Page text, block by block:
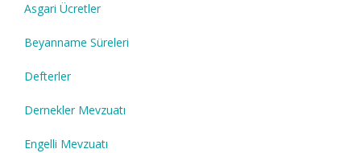
Asgari Ücretler
Beyanname Süreleri
Defterler
Dernekler Mevzuatı
Engelli Mevzuatı